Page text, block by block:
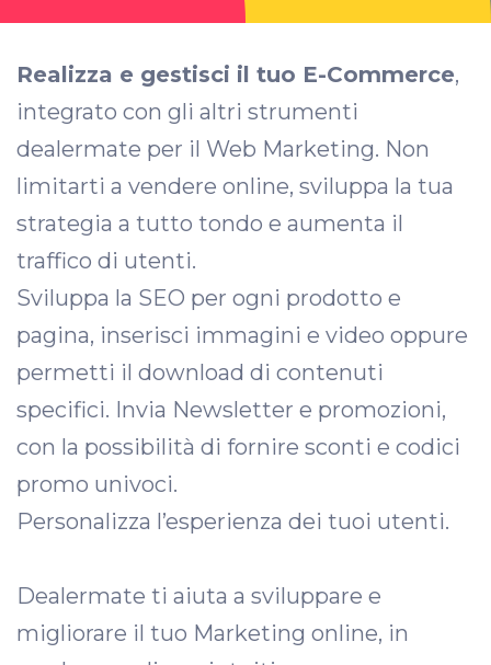
Realizza e gestisci il tuo E-Commerce,
integrato con gli altri strumenti
dealermate per il Web Marketing. Non
limitarti a vendere online, sviluppa la tua
strategia a tutto tondo e aumenta il
traffico di utenti.
Sviluppa la SEO per ogni prodotto e
pagina, inserisci immagini e video oppure
permetti il download di contenuti
specifici. Invia Newsletter e promozioni,
con la possibilità di fornire sconti e codici
promo univoci.
Personalizza l’esperienza dei tuoi utenti.
Dealermate ti aiuta a sviluppare e
migliorare il tuo Marketing online, in